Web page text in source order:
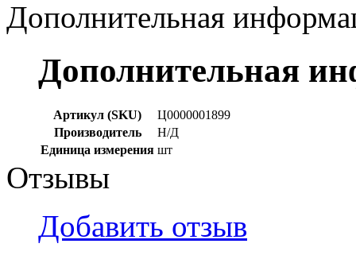
Дополнительная
Дополнительная
Артикул (SKU)
Ц0000001899
Производитель
Н/Д
Единица измерения шт
Отзывы
Добавить отзыв